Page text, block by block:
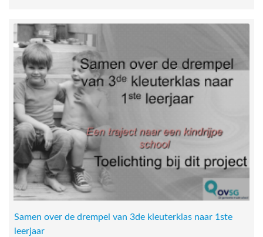
Samen over de drempel van 3de kleuterklas naar 1ste
leerjaar